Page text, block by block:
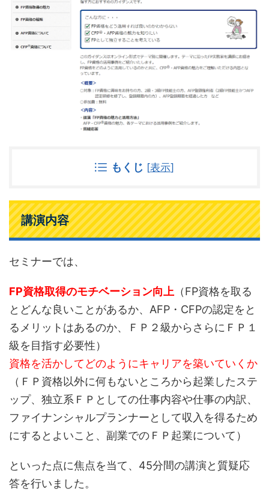
もくじ [表示]
講演内容
セミナーでは、
FP資格取得のモチベーション向上 （FP資格を取る
とどんな良いことがあるか、AFP・CFPの認定をと
るメリットはあるのか、ＦＰ２級からさらにＦＰ１
級を目指す必要性）
資格を活かしてどのようにキャリアを築いていくか
（ＦＰ資格以外に何もないところから起業したステ
ップ、独立系ＦＰとしての仕事内容や仕事の内訳、
ファイナンシャルプランナーとして収入を得るため
にするとよいこと、副業でのＦＰ起業について）
といった点に焦点を当て、45分間の講演と質疑応
答を行いました。